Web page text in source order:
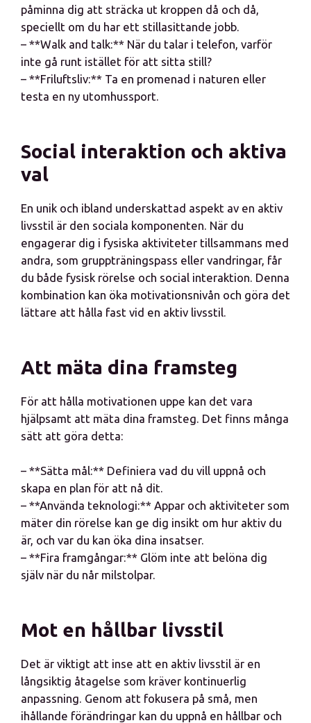
påminna dig att sträcka ut kroppen då och då,
speciellt om du har ett stillasittande jobb.
– **Walk and talk:** När du talar i telefon, varför
inte gå runt istället för att sitta still?
– **Friluftsliv:** Ta en promenad i naturen eller
testa en ny utomhussport.
Social interaktion och aktiva
val
En unik och ibland underskattad aspekt av en aktiv
livsstil är den sociala komponenten. När du
engagerar dig i fysiska aktiviteter tillsammans med
andra, som gruppträningspass eller vandringar, får
du både fysisk rörelse och social interaktion. Denna
kombination kan öka motivationsnivån och göra det
lättare att hålla fast vid en aktiv livsstil.
Att mäta dina framsteg
För att hålla motivationen uppe kan det vara
hjälpsamt att mäta dina framsteg. Det finns många
sätt att göra detta:
– **Sätta mål:** Definiera vad du vill uppnå och
skapa en plan för att nå dit.
– **Använda teknologi:** Appar och aktiviteter som
mäter din rörelse kan ge dig insikt om hur aktiv du
är, och var du kan öka dina insatser.
– **Fira framgångar:** Glöm inte att belöna dig
själv när du når milstolpar.
Mot en hållbar livsstil
Det är viktigt att inse att en aktiv livsstil är en
långsiktig åtagelse som kräver kontinuerlig
anpassning. Genom att fokusera på små, men
ihållande förändringar kan du uppnå en hållbar och